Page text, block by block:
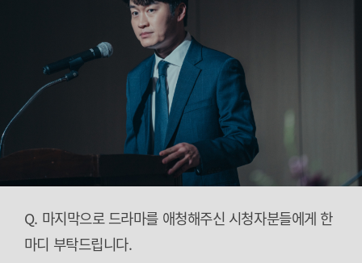
Q. 마지막으로 드라마를 애청해주신 시청자분들에게 한
마디 부탁드립니다.